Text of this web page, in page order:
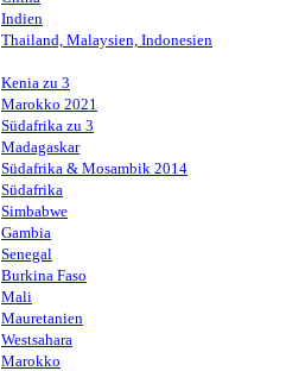
Indien
Thailand, Malaysien, Indonesien
Kenia zu 3
Marokko 2021
Südafrika zu 3
Madagaskar
Südafrika & Mosambik 2014
Südafrika
Simbabwe
Gambia
Senegal
Burkina Faso
Mali
Mauretanien
Westsahara
Marokko